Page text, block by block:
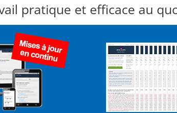
pratique et efficace au